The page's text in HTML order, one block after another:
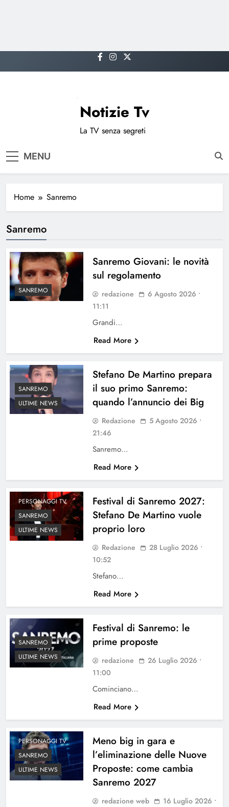
to
Notizie Tv
La TV senza segreti
MENU
Home Sanremo
Sanremo
SANREMO
Sanremo Giovani: le novità
sul regolamento
redazione
6 Agosto 2026 •
11:11
Grandi…
Read More
SANREMO
ULTIME NEWS
Stefano De Martino prepara
il suo primo Sanremo:
quando l’annuncio dei Big
Redazione
5 Agosto 2026 •
21:46
Sanremo…
Read More
PERSONAGGI TV
SANREMO
ULTIME NEWS
Festival di Sanremo 2027:
Stefano De Martino vuole
proprio loro
Redazione
28 Luglio 2026 •
10:52
Stefano…
Read More
SANREMO
ULTIME NEWS
Festival di Sanremo: le
prime proposte
redazione
26 Luglio 2026 •
11:00
Cominciano…
Read More
PERSONAGGI TV
SANREMO
ULTIME NEWS
Meno big in gara e
l’eliminazione delle Nuove
Proposte: come cambia
Sanremo 2027
redazione web
16 Luglio 2026 •